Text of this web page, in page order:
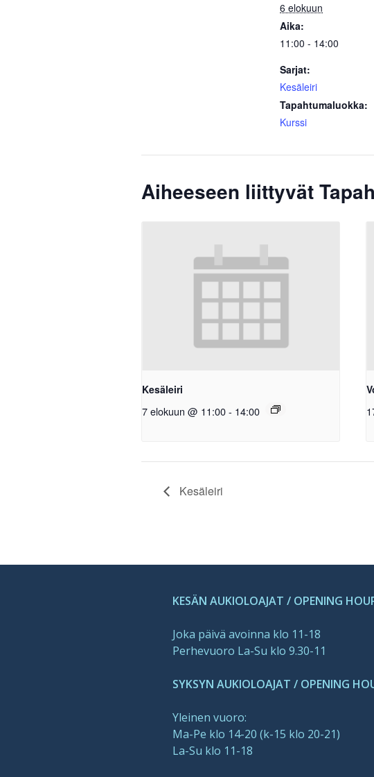
6 elokuun
Aika:
11:00 - 14:00
Sarjat:
Kesäleiri
Tapahtumaluokka:
Kurssi
Aiheeseen liittyvät
Kesäleiri
7 elokuun @ 11:00- 14:00
Kesäleiri
KESÄN AUKIOLOAJAT / OPENING
Joka päivä avoinna klo 11-18
Perhevuoro La-Su klo 9.30-11
SYKSYN AUKIOLOAJAT / OPENING
Yleinen vuoro:
Ma-Pe klo 14-20 (k-15 klo 20-21)
La-Su klo 11-18